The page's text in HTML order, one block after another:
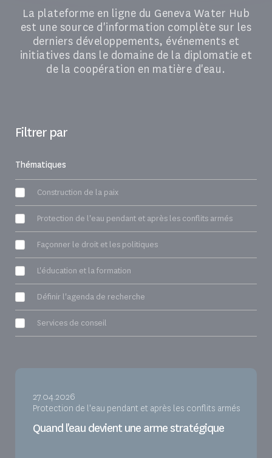
La plateforme en ligne du Geneva Water Hub
est une source d'information complète sur les
derniers développements, événements et
initiatives dans le domaine de la diplomatie et
de la coopération en matière d'eau.
Filtrer par
Thématiques
Construction de la paix
Protection de l'eau pendant et après les conflits armés
Façonner le droit et les politiques
L'éducation et la formation
Définir l'agenda de recherche
Services de conseil
27.04.2026
Protection de l'eau pendant et après les conflits armés
Quand l'eau devient une arme stratégique